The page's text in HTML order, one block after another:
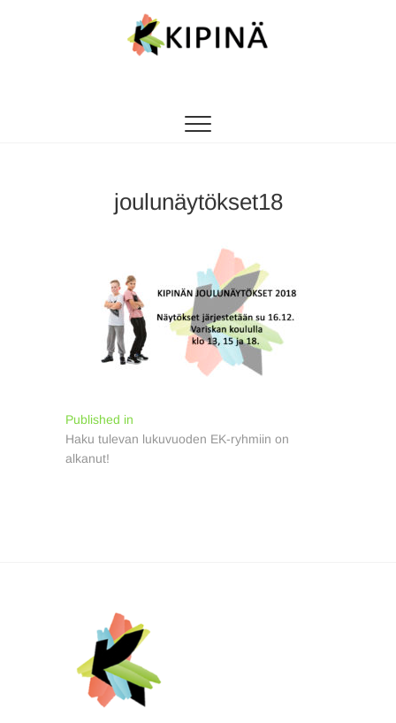
joulunäytökset18
Artikkelien
selaus
Published in
Haku tulevan lukuvuoden EK-ryhmiin on
alkanut!